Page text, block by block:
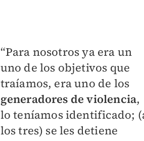
“Para nosotros ya era un
uno de los objetivos que
traíamos, era uno de los
generadores de violencia,
lo teníamos identificado;
los tres) se les detiene